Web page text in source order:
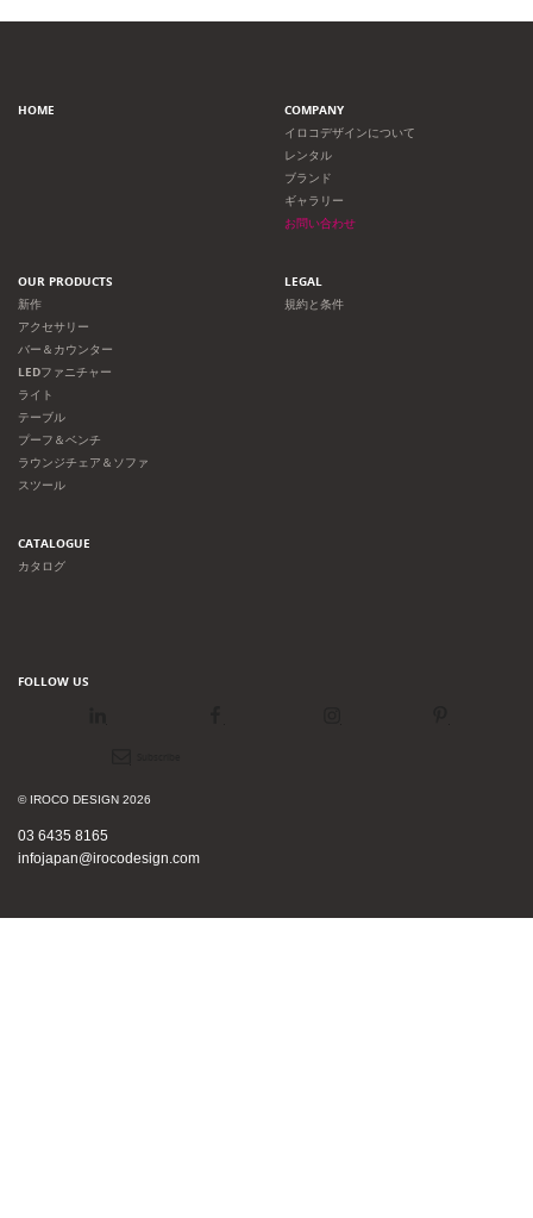
HOME
COMPANY
イロコデザインについて
レンタル
ブランド
ギャラリー
お問い合わせ
OUR PRODUCTS
新作
アクセサリー
バー＆カウンター
LEDファニチャー
ライト
テーブル
プーフ＆ベンチ
ラウンジチェア＆ソファ
スツール
LEGAL
規約と条件
CATALOGUE
カタログ
FOLLOW US
© IROCO DESIGN 2026
03 6435 8165
infojapan@irocodesign.com